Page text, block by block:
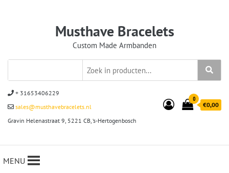
Musthave Bracelets
Custom Made Armbanden
+ 31653406229
sales@musthavebracelets.nl
Gravin Helenastraat 9, 5221 CB, ‘s-Hertogenbosch
0
€0,00
MENU